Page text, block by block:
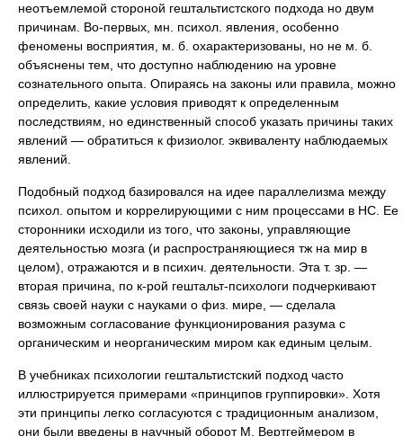
неотъемлемой стороной гештальтистского подхода но двум
причинам. Во-первых, мн. психол. явления, особенно
феномены восприятия, м. б. охарактеризованы, но не м. б.
объяснены тем, что доступно наблюдению на уровне
сознательного опыта. Опираясь на законы или правила, можно
определить, какие условия приводят к определенным
последствиям, но единственный способ указать причины таких
явлений — обратиться к физиолог. эквиваленту наблюдаемых
явлений.
Подобный подход базировался на идее параллелизма между
психол. опытом и коррелирующими с ним процессами в НС. Ее
сторонники исходили из того, что законы, управляющие
деятельностью мозга (и распространяющиеся тж на мир в
целом), отражаются и в психич. деятельности. Эта т. зр. —
вторая причина, по к-рой гештальт-психологи подчеркивают
связь своей науки с науками о физ. мире, — сделала
возможным согласование функционирования разума с
органическим и неорганическим миром как единым целым.
В учебниках психологии гештальтистский подход часто
иллюстрируется примерами «принципов группировки». Хотя
эти принципы легко согласуются с традиционным анализом,
они были введены в научный оборот М. Вертгеймером в